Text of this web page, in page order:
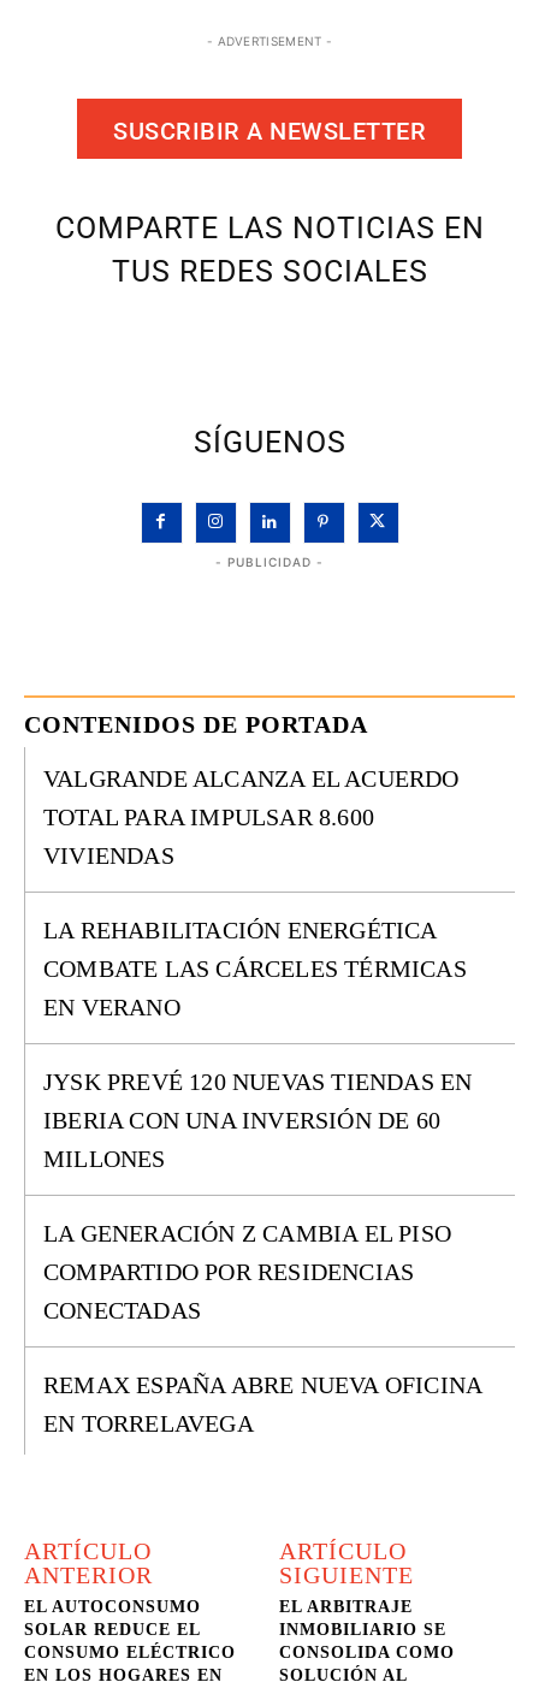
- ADVERTISEMENT -
SUSCRIBIR A NEWSLETTER
COMPARTE LAS NOTICIAS EN
TUS REDES SOCIALES
SÍGUENOS
- PUBLICIDAD -
CONTENIDOS DE PORTADA
VALGRANDE ALCANZA EL ACUERDO
TOTAL PARA IMPULSAR 8.600
VIVIENDAS
LA REHABILITACIÓN ENERGÉTICA
COMBATE LAS CÁRCELES TÉRMICAS
EN VERANO
JYSK PREVÉ 120 NUEVAS TIENDAS EN
IBERIA CON UNA INVERSIÓN DE 60
MILLONES
LA GENERACIÓN Z CAMBIA EL PISO
COMPARTIDO POR RESIDENCIAS
CONECTADAS
REMAX ESPAÑA ABRE NUEVA OFICINA
EN TORRELAVEGA
ARTÍCULO
ANTERIOR
EL AUTOCONSUMO
SOLAR REDUCE EL
CONSUMO ELÉCTRICO
EN LOS HOGARES EN
ARTÍCULO
SIGUIENTE
EL ARBITRAJE
INMOBILIARIO SE
CONSOLIDA COMO
SOLUCIÓN AL